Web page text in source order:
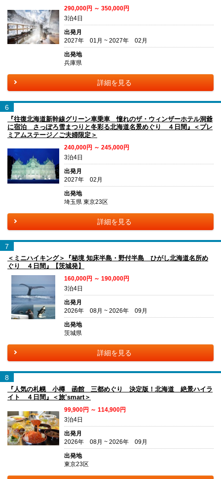
290,000円 ～ 350,000円
3泊4日
出発月
2027年 01月 ~ 2027年 02月
出発地
兵庫県
詳細を見る
6
『往復北海道新幹線グリーン車乗車 憧れのザ・ウィンザーホテル洞爺
に宿泊 さっぽろ雪まつりと冬彩る北海道名景めぐり ４日間』＜プレ
ミアムステージ／ご夫婦限定＞
240,000円 ～ 245,000円
3泊4日
出発月
2027年 02月
出発地
埼玉県 東京23区
詳細を見る
7
＜ミニハイキング＞『秘境 知床半島・野付半島 ひがし北海道名所め
ぐり ４日間』【茨城発】
160,000円 ～ 190,000円
3泊4日
出発月
2026年 08月 ~ 2026年 09月
出発地
茨城県
詳細を見る
8
『人気の札幌 小樽 函館 三都めぐり 決定版！北海道 絶景ハイラ
イト ４日間』＜旅’smart＞
99,900円 ～ 114,900円
3泊4日
出発月
2026年 08月 ~ 2026年 09月
出発地
東京23区